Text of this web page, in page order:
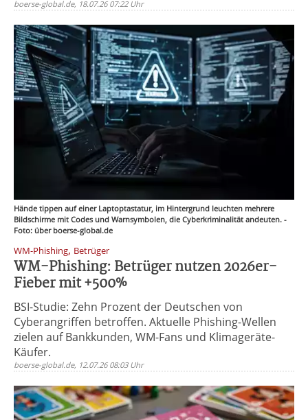
boerse-global.de, 18.07.26 07:22 Uhr
Hände tippen auf einer Laptoptastatur, im Hintergrund leuchten mehrere
Bildschirme mit Codes und Warnsymbolen, die Cyberkriminalität andeuten. -
Foto: über boerse-global.de
WM-Phishing, Betrüger
WM-Phishing: Betrüger nutzen 2026er-
Fieber mit +500%
BSI-Studie: Zehn Prozent der Deutschen von
Cyberangriffen betroffen. Aktuelle Phishing-Wellen
zielen auf Bankkunden, WM-Fans und Klimageräte-
Käufer.
boerse-global.de, 12.07.26 08:03 Uhr